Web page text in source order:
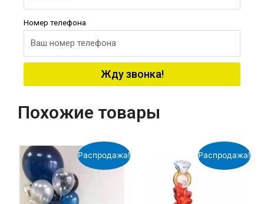
Номер телефона
Жду звонка!
Похожие товары
Распродажа! Распродажа!